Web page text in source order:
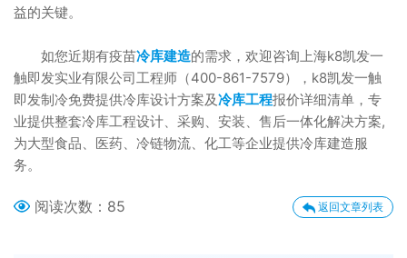
益的关键。
如您近期有疫苗冷库建造的需求，欢迎咨询上海k8凯发一
触即发实业有限公司工程师（400-861-7579），k8凯发一触
即发制冷免费提供冷库设计方案及冷库工程报价详细清单，专
业提供整套冷库工程设计、采购、安装、售后一体化解决方案,
为大型食品、医药、冷链物流、化工等企业提供冷库建造服
务。
阅读次数： 85 返回文章列表